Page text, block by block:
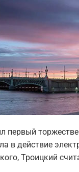
первый
в действие
Троицкий